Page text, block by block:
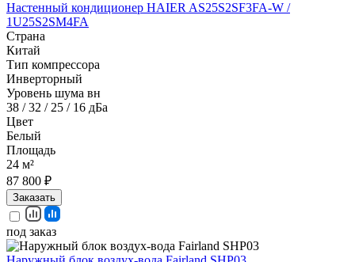
Настенный кондиционер HAIER AS25S2SF3FA-W /
1U25S2SM4FA
Страна
Китай
Тип компрессора
Инверторный
Уровень шума вн
38 / 32 / 25 / 16 дБа
Цвет
Белый
Площадь
24 м²
87 800 ₽
Заказать
под заказ